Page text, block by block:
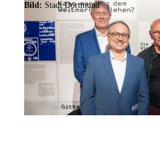
Bild: Stadt Dortmund